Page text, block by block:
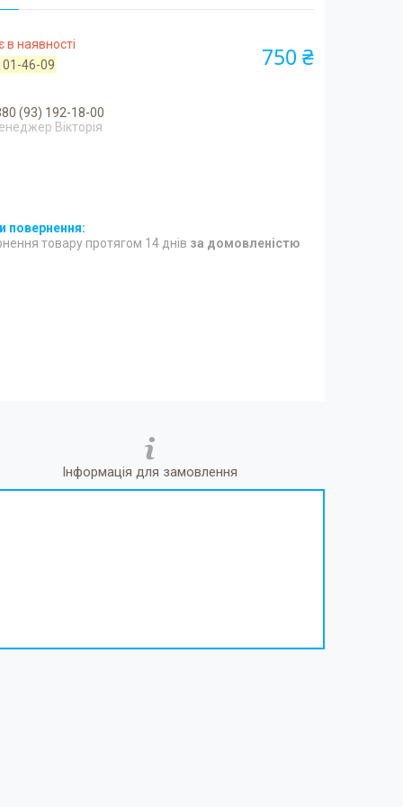
в наявності
46-09
750 ₴
(93) 192-18-00
Вікторія
товару протягом 14 днів за домовленістю
Інформація для замовлення